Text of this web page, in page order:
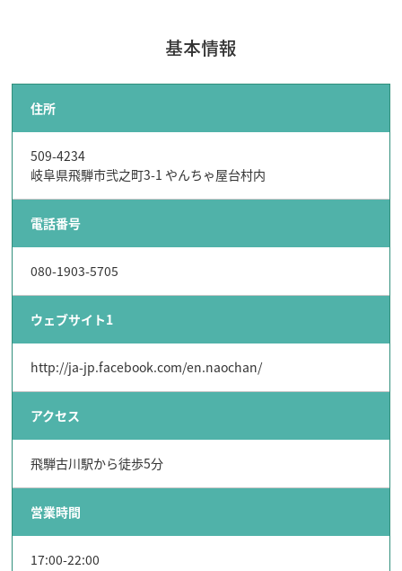
基本情報
住所
509-4234
岐阜県飛騨市弐之町3-1 やんちゃ屋台村内
電話番号
080-1903-5705
ウェブサイト1
http://ja-jp.facebook.com/en.naochan/
アクセス
飛騨古川駅から徒歩5分
営業時間
17:00-22:00